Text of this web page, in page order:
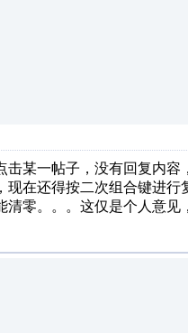
某一帖子，没有回复内
在还得按二次组合键进行
零。。。这仅是个人意见